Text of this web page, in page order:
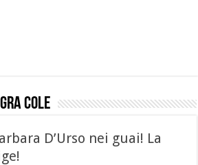
cole
D’Urso nei guai! La